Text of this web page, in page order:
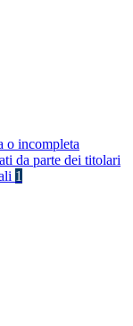
o incompleta
da parte dei titolari
1